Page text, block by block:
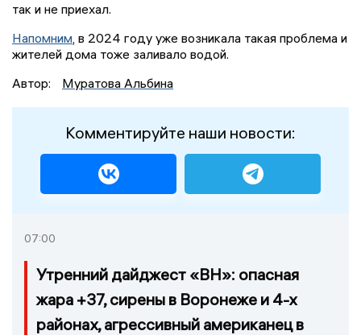
так и не приехал.
Напомним , в 2024 году уже возникала такая проблема и
жителей дома тоже заливало водой.
Автор:
Муратова Альбина
Комментируйте наши новости:
07:00
Утренний дайджест «ВН»: опасная
жара +37, сирены в Воронеже и 4-х
районах, агрессивный американец в